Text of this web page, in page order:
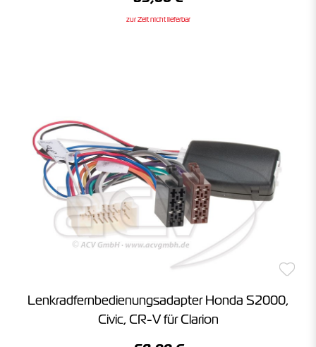
zur Zeit nicht lieferbar
Lenkradfernbedienungsadapter Honda S2000,
Civic, CR-V für Clarion